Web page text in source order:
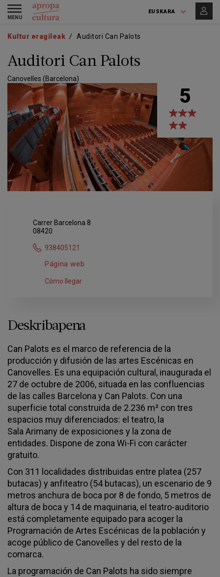
Skip
main
Skip
main
EUSKARA
Toggle
navigation
Kultur eragileak Auditori Can Palots
Auditori Can Palots
Canovelles (Barcelona)
5
Carrer Barcelona 8
08420
938405121
Página web
Cómo llegar
Deskribapena
Can Palots es el marco de referencia de la
producción y difusión de las artes Escénicas en
Canovelles. Es una equipación cultural, inaugurada el
27 de octubre de 2006, situada en las confluencias
de las calles Barcelona y Can Palots. Con una
superficie total construida de 2.236 m² con tres
espacios muy diferenciados: el teatro, la
Sala Arimany de exposiciones y la zona de
entidades. Dispone de zona Wi-Fi con carácter
gratuito.
Con 311 localidades distribuidas entre platea (257
butacas) y anfiteatro (54 butacas), un escenario de 9
metros anchura de boca por 8 de fondo, 5 metros de
altura de boca y 14 de maquinaria, el teatro-auditorio
está completamente equipado para acoger la
Programación de Artes Escénicas de la población y
acoge público de Canovelles y del resto de la
comarca.
La programación de Can Palots ha sido siempre